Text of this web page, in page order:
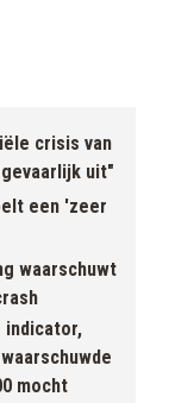
crisis van
uit"
een 'zeer
waarschuwt
indicator,
mocht